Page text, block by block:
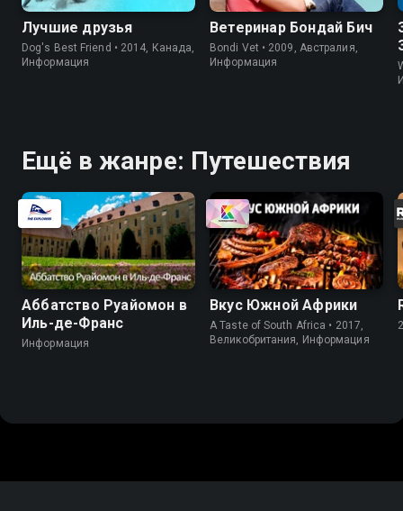
Лучшие друзья
Dog's Best Friend • 2014, Канада,
Информация
Ветеринар Бондай Бич
Bondi Vet • 2009, Австралия,
Информация
Ещё в жанре: Путешествия
Аббатство Руайомон в
Иль-де-Франс
Информация
Вкус Южной Африки
A Taste of South Africa • 2017,
Великобритания, Информация